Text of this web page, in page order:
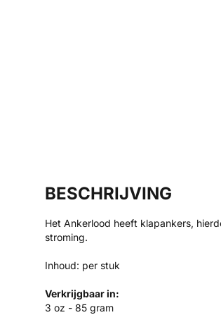
BESCHRIJVING
Het Ankerlood heeft klapankers,
stroming.
Inhoud: per stuk
Verkrijgbaar in:
3 oz - 85 gram